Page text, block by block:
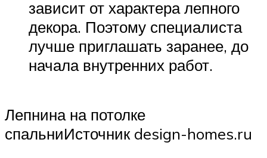
зависит от характера лепного
декора. Поэтому специалиста
лучше приглашать заранее, до
начала внутренних работ.
Лепнина на потолке
спальниИсточник design-homes.ru